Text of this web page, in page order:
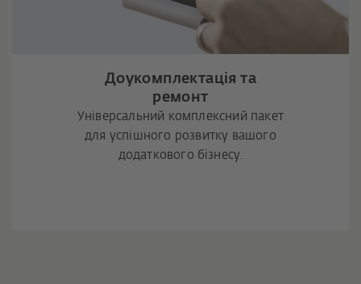
Доукомплектація та
ремонт
Універсальний комплексний пакет
для успішного розвитку вашого
додаткового бізнесу.